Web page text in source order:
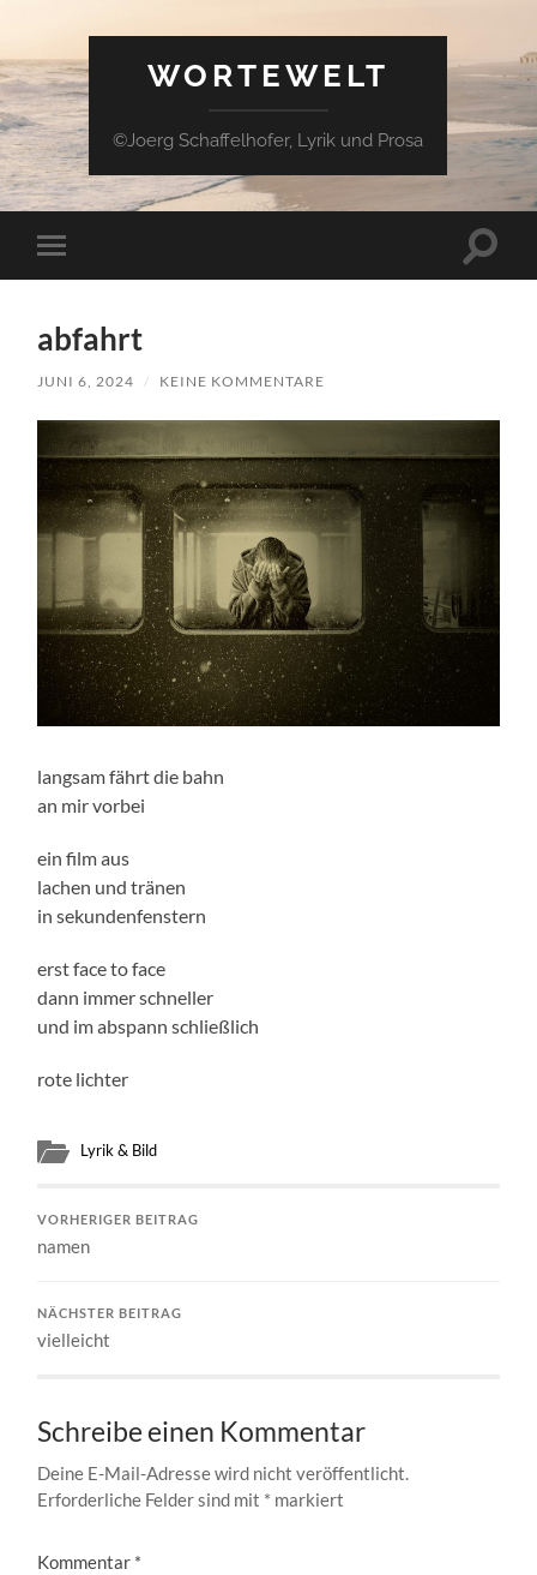
WORTEWELT
©Joerg Schaffelhofer, Lyrik und Prosa
Mobile-
Menü
abfahrt
JUNI 6, 2024 / KEINE KOMMENTARE
langsam fährt die bahn
an mir vorbei
ein film aus
lachen und tränen
in sekundenfenstern
erst face to face
dann immer schneller
und im abspann schließlich
rote lichter
Lyrik & Bild
VORHERIGER BEITRAG
namen
NÄCHSTER BEITRAG
vielleicht
Schreibe einen Kommentar
Deine E-Mail-Adresse wird nicht veröffentlicht.
Erforderliche Felder sind mit * markiert
Kommentar *